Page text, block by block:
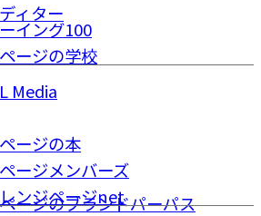
ィター
イング100
ージの学校
Media
ージの本
ージメンバーズ
ンジページnet
ージのブランドパーパス